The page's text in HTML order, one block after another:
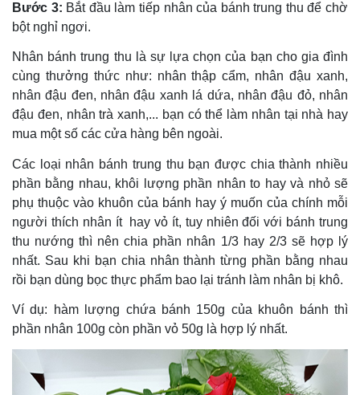
Bước 3: Bắt đầu làm tiếp nhân của bánh trung thu để chờ
bột nghỉ ngơi.
Nhân bánh trung thu là sự lựa chọn của bạn cho gia đình
cùng thưởng thức như: nhân thập cẩm, nhân đậu xanh,
nhân đậu đen, nhân đậu xanh lá dứa, nhân đậu đỏ, nhân
đậu đen, nhân trà xanh,... bạn có thể làm nhân tại nhà hay
mua một số các cửa hàng bên ngoài.
Các loại nhân bánh trung thu bạn được chia thành nhiều
phần bằng nhau, khôi lượng phần nhân to hay và nhỏ sẽ
phụ thuộc vào khuôn của bánh hay ý muốn của chính mỗi
người thích nhân ít hay vỏ ít, tuy nhiên đối với bánh trung
thu nướng thì nên chia phần nhân 1/3 hay 2/3 sẽ hợp lý
nhất. Sau khi bạn chia nhân thành từng phần bằng nhau
rồi bạn dùng bọc thực phẩm bao lại tránh làm nhân bị khô.
Ví dụ: hàm lượng chứa bánh 150g của khuôn bánh thì
phần nhân 100g còn phần vỏ 50g là hợp lý nhất.